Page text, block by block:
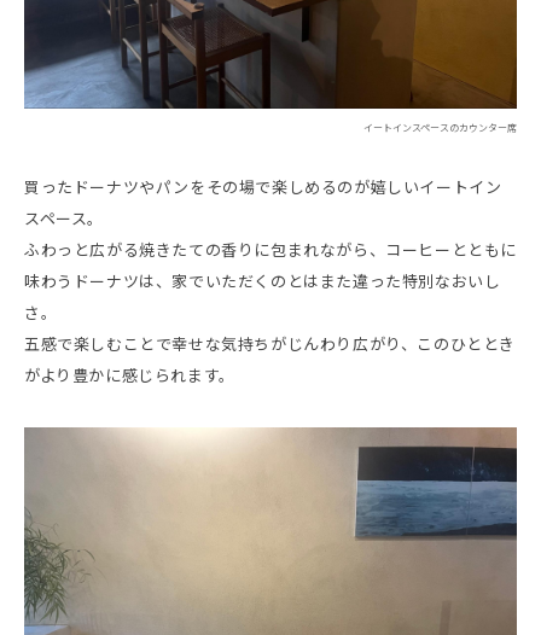
イートインスペースのカウンター席
買ったドーナツやパンをその場で楽しめるのが嬉しいイートイン
スペース。
ふわっと広がる焼きたての香りに包まれながら、コーヒーとともに
味わうドーナツは、家でいただくのとはまた違った特別なおいし
さ。
五感で楽しむことで幸せな気持ちがじんわり広がり、このひととき
がより豊かに感じられます。